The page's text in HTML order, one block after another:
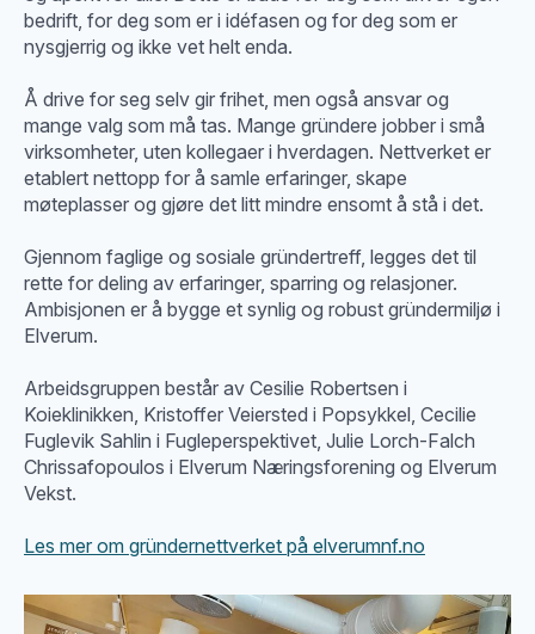
bedrift, for deg som er i idéfasen og for deg som er
nysgjerrig og ikke vet helt enda.
Å drive for seg selv gir frihet, men også ansvar og
mange valg som må tas. Mange gründere jobber i små
virksomheter, uten kollegaer i hverdagen. Nettverket er
etablert nettopp for å samle erfaringer, skape
møteplasser og gjøre det litt mindre ensomt å stå i det.
Gjennom faglige og sosiale gründertreff, legges det til
rette for deling av erfaringer, sparring og relasjoner.
Ambisjonen er å bygge et synlig og robust gründermiljø i
Elverum.
Arbeidsgruppen består av Cesilie Robertsen i
Koieklinikken, Kristoffer Veiersted i Popsykkel, Cecilie
Fuglevik Sahlin i Fugleperspektivet, Julie Lorch-Falch
Chrissafopoulos i Elverum Næringsforening og Elverum
Vekst.
Les mer om gründernettverket på elverumnf.no